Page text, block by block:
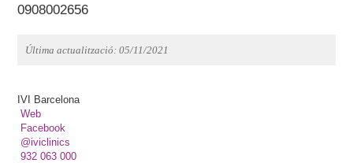
0908002656
Última actualització: 05/11/2021
IVI Barcelona
Web
Facebook
@iviclinics
932 063 000